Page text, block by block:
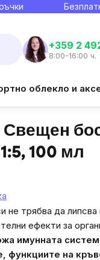
+359 2
8:00-16:00 ч.
облекло и
Свещен
100 мл
не трябва да
ефекти за
имунната
функциите на